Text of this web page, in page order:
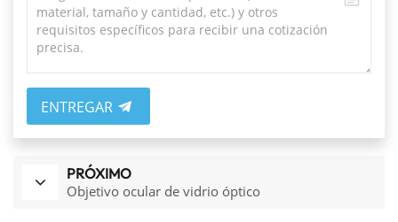
ENTREGAR
PRÓXIMO
Objetivo ocular de vidrio óptico